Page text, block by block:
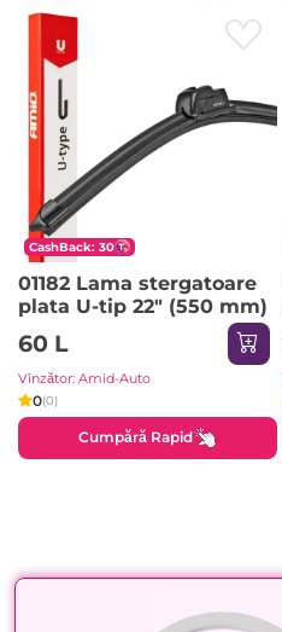
CashBack: 30
01182 Lama stergatoare
plata U-tip 22" (550 mm)
60 L
Vînzător: Amid-Auto
0(0)
Cumpără Rapid